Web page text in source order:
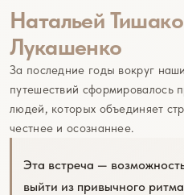
Натальей
Лукашенко
За последние годы вокруг
путешествий сформировалось
людей, которых объединяет
честнее и осознаннее.
Эта встреча —
выйти из привычного